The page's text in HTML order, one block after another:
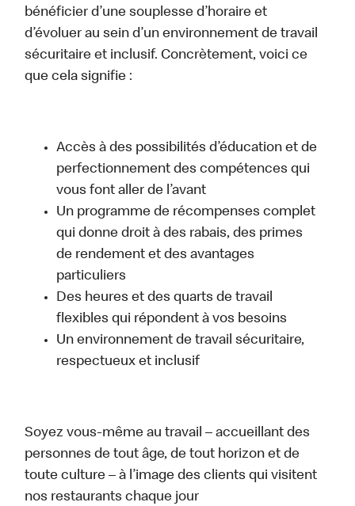
bénéficier d’une souplesse d’horaire et
d’évoluer au sein d’un environnement de travail
sécuritaire et inclusif. Concrètement, voici ce
que cela signifie :
Accès à des possibilités d’éducation et de
perfectionnement des compétences qui
vous font aller de l’avant
Un programme de récompenses complet
qui donne droit à des rabais, des primes
de rendement et des avantages
particuliers
Des heures et des quarts de travail
flexibles qui répondent à vos besoins
Un environnement de travail sécuritaire,
respectueux et inclusif
Soyez vous-même au travail – accueillant des
personnes de tout âge, de tout horizon et de
toute culture – à l’image des clients qui visitent
nos restaurants chaque jour